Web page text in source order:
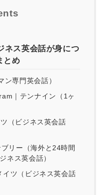
ネス英会話が身につ
とめ
専門英会話）
｜テンナイン（1ヶ
（ビジネス英会話
リー（海外と24時間
ネス英会話）
ツ（ビジネス英会話